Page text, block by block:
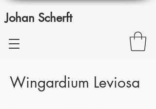
Johan Scherft
Wingardium Leviosa